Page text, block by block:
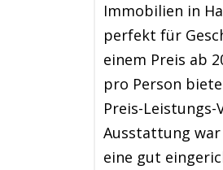
Immobilien in
perfekt für
einem Preis ab
pro Person
Preis-Leistungs-
Ausstattung
eine gut